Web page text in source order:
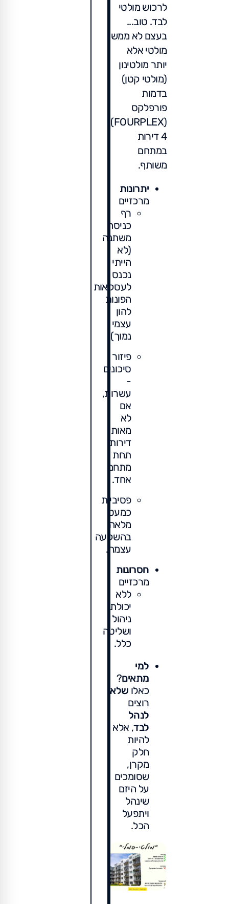
לרכוש מולטי
לבד. טוב...
בעצם לא ממש
מולטי אלא
יותר מולטינון
(מולטי קטן)
בדמות
פורפלקס
(FOURPLEX),
4 דירות
במתחם
משותף.
יתרונות
מרכזיים
רף
כניסה
משתנה
(לא
הייתי
נכנס
לעסקאות
הפונות
להון
עצמי
נמוך).
פיזור
סיכונים
-
עשרות,
אם
לא
מאות
דירות
תחת
מתחם
אחד.
פסיביות
כמעט
מלאה
בהשקעה
עצמה.
חסרונות
מרכזיים
ללא
יכולת
ניהול
ושליטה
כלל.
למי
מתאים?
כאלו שלא
רוצים
לנהל
לבד, אלא
להיות
חלק
מקרן,
שסומכים
על היזם
שינהל
ויתפעל
הכל.